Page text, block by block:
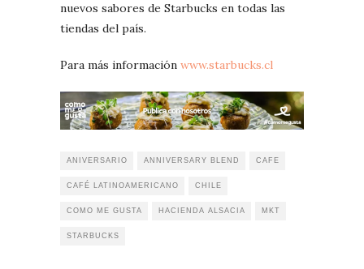
nuevos sabores de Starbucks en todas las
tiendas del país.
Para más información www.starbucks.cl
ANIVERSARIO ANNIVERSARY BLEND CAFE
CAFÉ LATINOAMERICANO CHILE
COMO ME GUSTA HACIENDA ALSACIA MKT
STARBUCKS